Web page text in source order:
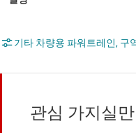
기타 차량용 파워트레인, 구
관심 가지실